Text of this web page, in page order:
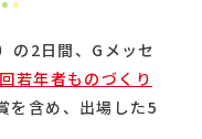
の2日間、Gメッセ
若年者ものづくり
を含め、出場した5